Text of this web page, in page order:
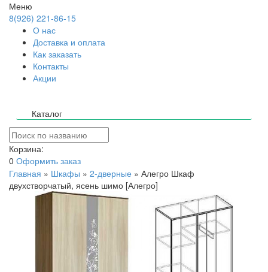
Меню
8(926) 221-86-15
О нас
Доставка и оплата
Как заказать
Контакты
Акции
Каталог
Корзина:
0 Оформить заказ
Главная » Шкафы » 2-дверные » Алегро Шкаф
двухстворчатый, ясень шимо [Алегро]